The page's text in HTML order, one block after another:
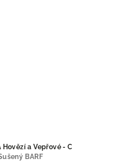
Hovězí a Vepřové - C
BARF